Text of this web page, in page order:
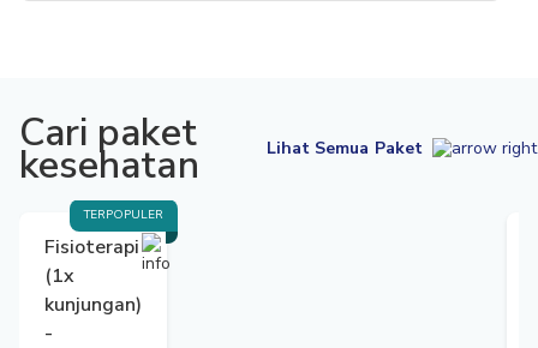
Cari paket
kesehatan Lihat Semua Paket
TERPOPULER
Fisioterapi
(1x
kunjungan)
-